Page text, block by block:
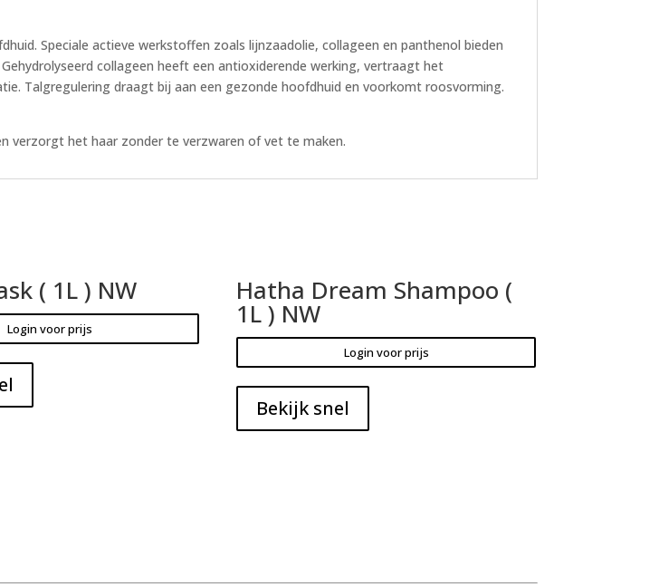
Speciale actieve werkstoffen zoals lijnzaadolie, collageen en panthenol bieden
collageen heeft een antioxiderende werking, vertraagt het
Talgregulering draagt bij aan een gezonde hoofdhuid en voorkomt roosvorming.
verzorgt het haar zonder te verzwaren of vet te maken.
( 1L ) NW
Login voor prijs
Hatha Dream Shampoo (
1L ) NW
Login voor prijs
Bekijk snel